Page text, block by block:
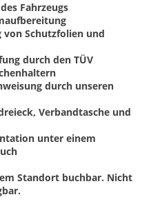
Fahrzeugs
von Schutzfolien und
durch den TÜV
durch unseren
Verbandtasche und
unter einem
Standort buchbar. Nicht